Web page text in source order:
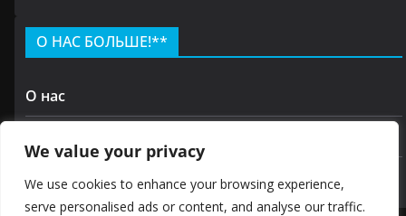
We value your privacy
We use cookies to enhance your browsing experience,
serve personalised ads or content, and analyse our traffic.
О НАС БОЛЬШЕ!**
О нас
политика конфиденциальности